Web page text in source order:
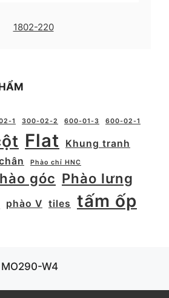
1802-220
1 300-02-2 600-01-3 600-02-1
Flat
Khung tranh
Phào chỉ HNC
góc Phào lưng
phào V tiles tấm ốp
MO290-W4